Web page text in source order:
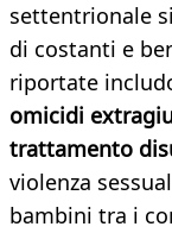
settentrionale
di costanti e
riportate
omicidi
trattamento
violenza
bambini tra i